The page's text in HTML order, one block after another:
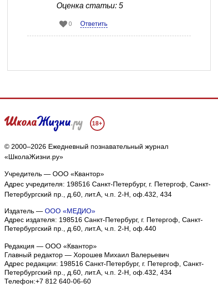
Оценка статьи: 5
0 Ответить
18+
© 2000–2026 Ежедневный познавательный журнал
«ШколаЖизни.ру»
Учредитель — ООО «Квантор»
Адрес учредителя: 198516 Санкт-Петербург, г. Петергоф, Санкт-
Петербургский пр., д.60, лит.А, ч.п. 2-Н, оф.432, 434
Издатель — ООО «МЕДИО»
Адрес издателя: 198516 Санкт-Петербург, г. Петергоф, Санкт-
Петербургский пр., д.60, лит.А, ч.п. 2-Н, оф.440
Редакция — ООО «Квантор»
Главный редактор — Хорошев Михаил Валерьевич
Адрес редакции: 198516 Санкт-Петербург, г. Петергоф, Санкт-
Петербургский пр., д.60, лит.А, ч.п. 2-Н, оф.432, 434
Телефон:+7 812 640-06-60